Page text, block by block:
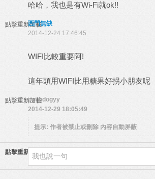
哈哈，我也是有Wi-Fi就ok!!
點擊重新加載
西門無缺
2014-12-24 17:46:45
WIFI比較重要阿!
這年頭用WIFI比用糖果好拐小朋友呢
點擊重新加載putindogyy
2014-12-29 18:05:49
提示: 作者被禁止或刪除 內容自動屏蔽
點擊重新加載